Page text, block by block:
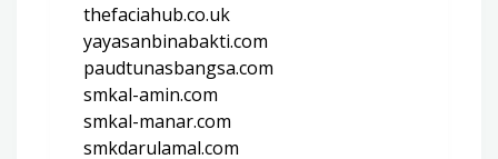
thefaciahub.co.uk
yayasanbinabakti.com
paudtunasbangsa.com
smkal-amin.com
smkal-manar.com
smkdarulamal.com